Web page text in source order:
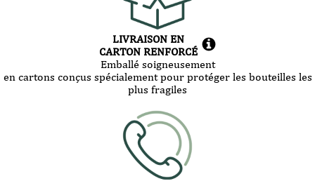
LIVRAISON EN
CARTON RENFORCÉ
Emballé soigneusement
en cartons conçus spécialement pour protéger les bouteilles les
plus fragiles